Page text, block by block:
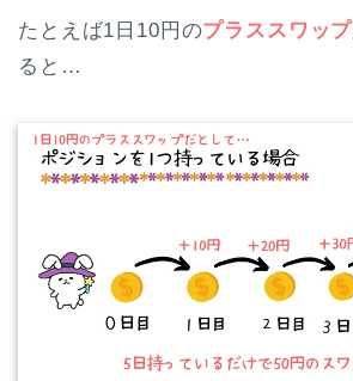
たとえば1日10円のプラススワップ
ると…